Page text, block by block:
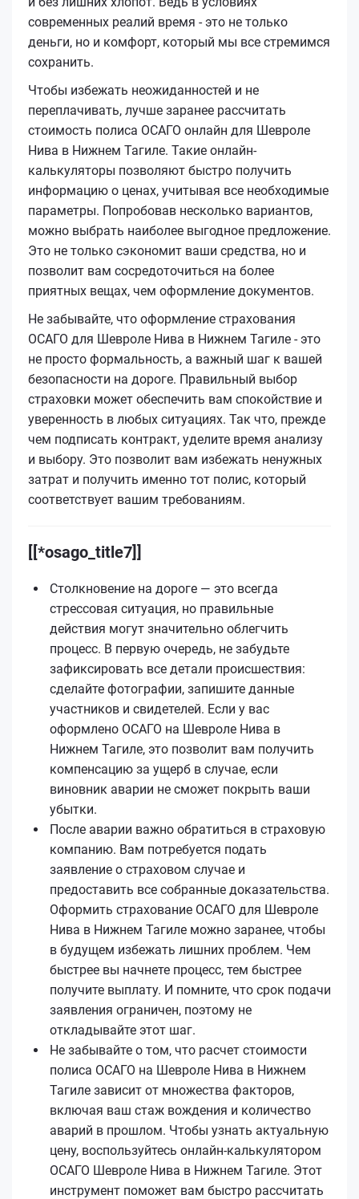
современных реалий время - это не только
деньги, но и комфорт, который мы все стремимся
сохранить.
Чтобы избежать неожиданностей и не
переплачивать, лучше заранее рассчитать
стоимость полиса ОСАГО онлайн для Шевроле
Нива в Нижнем Тагиле. Такие онлайн-
калькуляторы позволяют быстро получить
информацию о ценах, учитывая все необходимые
параметры. Попробовав несколько вариантов,
можно выбрать наиболее выгодное предложение.
Это не только сэкономит ваши средства, но и
позволит вам сосредоточиться на более
приятных вещах, чем оформление документов.
Не забывайте, что оформление страхования
ОСАГО для Шевроле Нива в Нижнем Тагиле - это
не просто формальность, а важный шаг к вашей
безопасности на дороге. Правильный выбор
страховки может обеспечить вам спокойствие и
уверенность в любых ситуациях. Так что, прежде
чем подписать контракт, уделите время анализу
и выбору. Это позволит вам избежать ненужных
затрат и получить именно тот полис, который
соответствует вашим требованиям.
[[*osago_title7]]
Столкновение на дороге — это всегда
стрессовая ситуация, но правильные
действия могут значительно облегчить
процесс. В первую очередь, не забудьте
зафиксировать все детали происшествия:
сделайте фотографии, запишите данные
участников и свидетелей. Если у вас
оформлено ОСАГО на Шевроле Нива в
Нижнем Тагиле, это позволит вам получить
компенсацию за ущерб в случае, если
виновник аварии не сможет покрыть ваши
убытки.
После аварии важно обратиться в страховую
компанию. Вам потребуется подать
заявление о страховом случае и
предоставить все собранные доказательства.
Оформить страхование ОСАГО для Шевроле
Нива в Нижнем Тагиле можно заранее, чтобы
в будущем избежать лишних проблем. Чем
быстрее вы начнете процесс, тем быстрее
получите выплату. И помните, что срок подачи
заявления ограничен, поэтому не
откладывайте этот шаг.
Не забывайте о том, что расчет стоимости
полиса ОСАГО на Шевроле Нива в Нижнем
Тагиле зависит от множества факторов,
включая ваш стаж вождения и количество
аварий в прошлом. Чтобы узнать актуальную
цену, воспользуйтесь онлайн-калькулятором
ОСАГО Шевроле Нива в Нижнем Тагиле. Этот
инструмент поможет вам быстро рассчитать